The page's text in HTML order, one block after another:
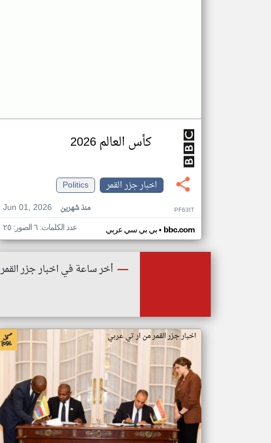
كأس العالم 2026
اخبار جزر القمر
Politics
Jun 01, 2026
منذ شهرين PF63IT
بي بي سي عربي• bbc.com عدد الكلمات: ٦ الصور: ٢٥
أخر ساعة في اخبار جزر القمر
اخبار جزر القمر من ار تي عربي